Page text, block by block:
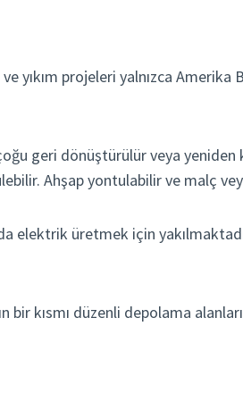
yıkım projeleri yalnızca
geri dönüştürülür veya
Ahşap yontulabilir ve malç
elektrik üretmek için
bir kısmı düzenli depolama